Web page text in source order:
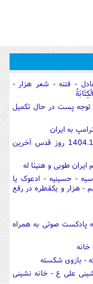
- فتنه - شعر هزار -
توجه پست در حال تکمیل
به ایران
9. چرا ترامپ به ایران حمله کرده است ؟ 1404.12.23 روز قدس آخرین
طوبی و هنیئا له
- حسینیه - ادعوک یا
- هزار و یکقطره در رفع
پادکست صوتی به همراه
- بازوی شکسته
علی ع - خانه نشینی